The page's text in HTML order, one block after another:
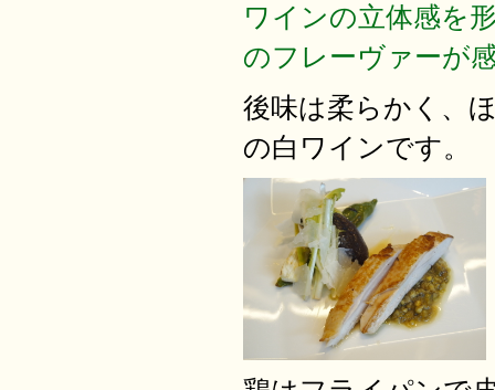
ワインの立体感を
のフレーヴァーが
後味は柔らかく、
の白ワインです。